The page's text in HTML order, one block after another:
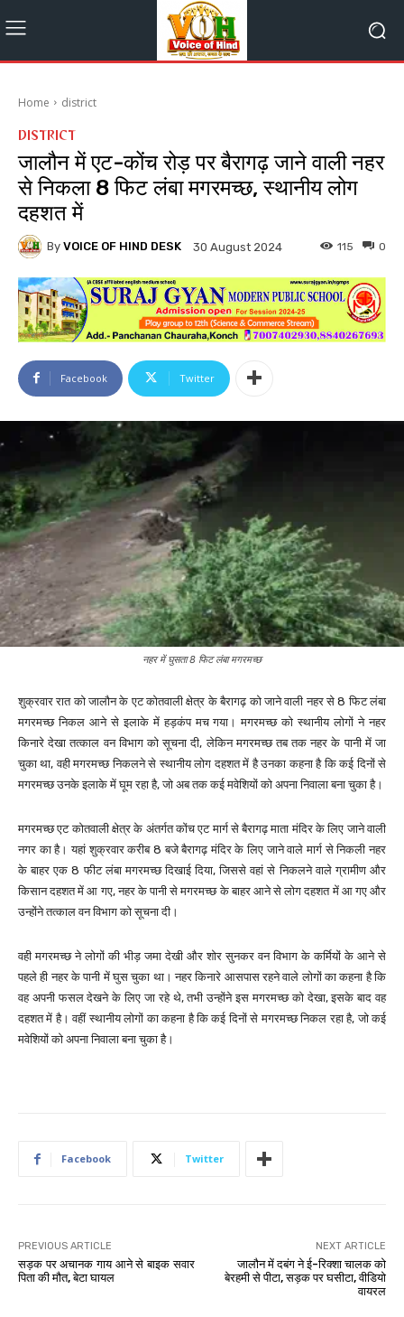
Home district
DISTRICT
जालौन में एट-कोंच रोड़ पर बैरागढ़ जाने वाली नहर
से निकला 8 फिट लंबा मगरमच्छ, स्थानीय लोग
दहशत में
By VOICE OF HIND DESK 30 August 2024 0
115
Facebook Twitter
नहर में घुसता 8 फिट लंबा मगरमच्छ
शुक्रवार रात को जालौन के एट कोतवाली क्षेत्र के बैरागढ़ को जाने वाली नहर से 8 फिट लंबा
मगरमच्छ निकल आने से इलाके में हड़कंप मच गया। मगरमच्छ को स्थानीय लोगों ने नहर
किनारे देखा तत्काल वन विभाग को सूचना दी, लेकिन मगरमच्छ तब तक नहर के पानी में जा
चुका था, वही मगरमच्छ निकलने से स्थानीय लोग दहशत में है उनका कहना है कि कई दिनों से
मगरमच्छ उनके इलाके में घूम रहा है, जो अब तक कई मवेशियों को अपना निवाला बना चुका है।
मगरमच्छ एट कोतवाली क्षेत्र के अंतर्गत कोंच एट मार्ग से बैरागढ़ माता मंदिर के लिए जाने वाली
नगर का है। यहां शुक्रवार करीब 8 बजे बैरागढ़ मंदिर के लिए जाने वाले मार्ग से निकली नहर
के बाहर एक 8 फीट लंबा मगरमच्छ दिखाई दिया, जिससे वहां से निकलने वाले ग्रामीण और
किसान दहशत में आ गए, नहर के पानी से मगरमच्छ के बाहर आने से लोग दहशत में आ गए और
उन्होंने तत्काल वन विभाग को सूचना दी।
वही मगरमच्छ ने लोगों की भीड़ जमा देखी और शोर सुनकर वन विभाग के कर्मियों के आने से
पहले ही नहर के पानी में घुस चुका था। नहर किनारे आसपास रहने वाले लोगों का कहना है कि
वह अपनी फसल देखने के लिए जा रहे थे, तभी उन्होंने इस मगरमच्छ को देखा, इसके बाद वह
दहशत में है। वहीं स्थानीय लोगों का कहना है कि कई दिनों से मगरमच्छ निकल रहा है, जो कई
मवेशियों को अपना निवाला बना चुका है।
Facebook Twitter
PREVIOUS ARTICLE
सड़क पर अचानक गाय आने से बाइक सवार
पिता की मौत, बेटा घायल
NEXT ARTICLE
जालौन में दबंग ने ई-रिक्शा चालक को
बेरहमी से पीटा, सड़क पर घसीटा, वीडियो
वायरल